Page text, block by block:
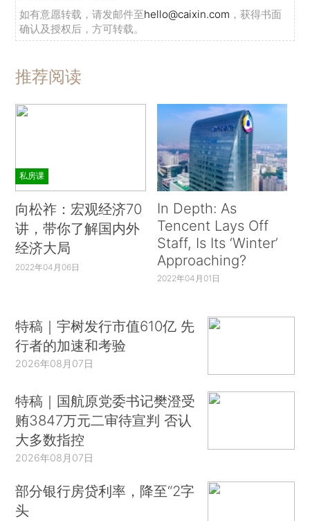
如有意愿转载，请发邮件至hello@caixin.com ，获得书面
确认及授权后，方可转载。
推荐阅读
私房课
向松祚：宏观经济70
讲，带你了解国内外
经济大局
2022年04月06日
In Depth: As
Tencent Lays Off
Staff, Is Its ‘Winter’
Approaching?
2022年04月01日
特稿｜宇树发行市值610亿 先
行者的加速和考验
2026年08月07日
特稿｜国航原党委书记樊澄受
贿3847万元二审待宣判 否认
大多数指控
2026年08月07日
部分银行房贷利率，降至“2字
头